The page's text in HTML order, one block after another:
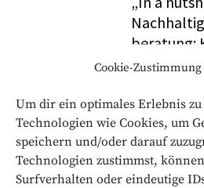
Cookie-
Um dir ein optimales Erlebnis
Technologien wie Cookies, um
speichern und/oder darauf
Technologien zustimmst,
Surfverhalten oder eindeutige
beratung:
21. Februar
Wie
27. Januar